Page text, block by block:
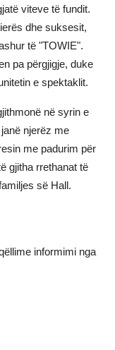
viteve të fundit.
dhe suksesit,
të "TOWIE".
pa përgjigje, duke
e spektaklit.
në syrin e
njerëz me
me padurim për
gjitha rrethanat të
së Hall.
informimi nga